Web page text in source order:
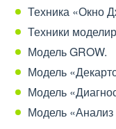
Техника «Окно
Техники
Модель GROW.
Модель
Модель
Модель